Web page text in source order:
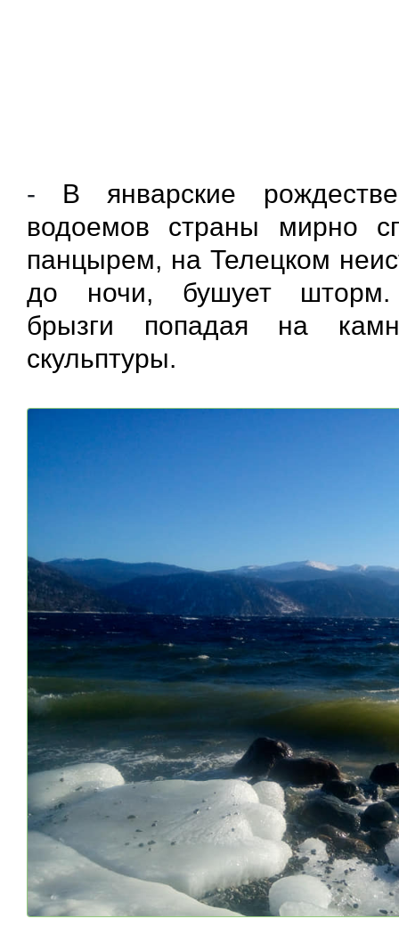
- В январские
водоемов страны мирно
панцырем, на Телецком
до ночи, бушует
брызги попадая на
скульптуры.